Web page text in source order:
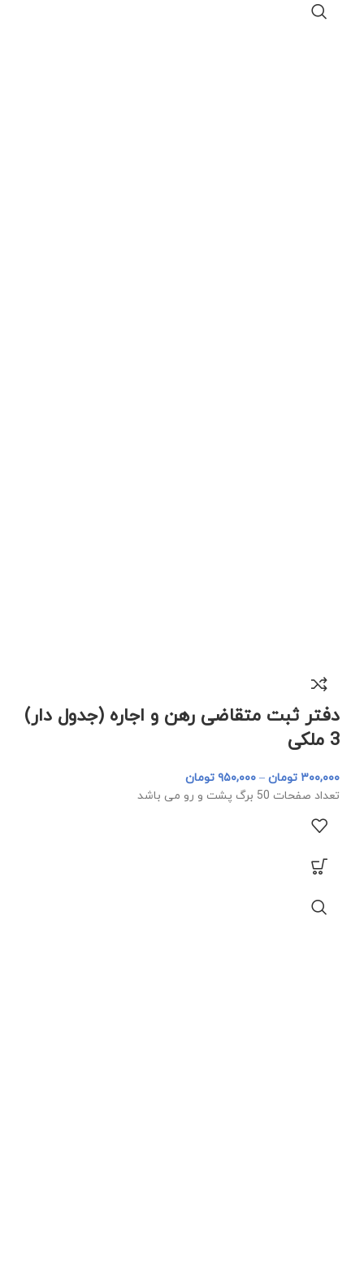
دفتر ثبت متقاضی رهن و اجاره (جدول دار)
3 ملکی
۳۰۰,۰۰۰ تومان – ۹۵۰,۰۰۰ تومان
تعداد صفحات 50 برگ پشت و رو می باشد